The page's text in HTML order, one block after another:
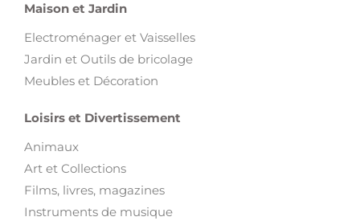
Maison et Jardin
Electroménager et Vaisselles
Jardin et Outils de bricolage
Meubles et Décoration
Loisirs et Divertissement
Animaux
Art et Collections
Films, livres, magazines
Instruments de musique